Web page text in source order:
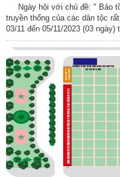
Ngày hội với chủ đề: " Bảo
truyền thống của các dân tộc
03/11 đến 05/11/2023 (03